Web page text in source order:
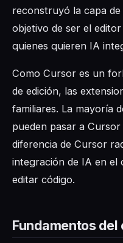
reconstruyó la capa
objetivo de ser el
quienes quieren IA
Como Cursor es un
de edición, las
familiares. La mayoría
pueden pasar a
diferencia de Cursor
integración de IA en el
editar código.
Fundamentos del